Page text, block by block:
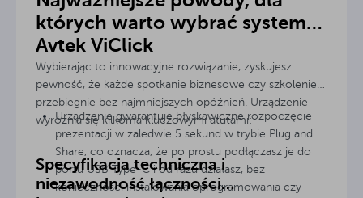
których warto wybrać system
Avtek ViClick
Wybierając to innowacyjne rozwiązanie, zyskujesz
pewność, że każde spotkanie biznesowe czy szkolenie
przebiegnie bez najmniejszych opóźnień. Urządzenie
wyróżnia się kilkoma kluczowymi atutami:
Urządzenie gwarantuje błyskawiczne rozpoczęcie
prezentacji w zaledwie 5 sekund w trybie Plug and
Share, co oznacza, że po prostu podłączasz je do
portu USB Type-C i od razu działasz, bez
konieczności instalowania oprogramowania czy
Specyfikacja techniczna i
niezawodność łączności